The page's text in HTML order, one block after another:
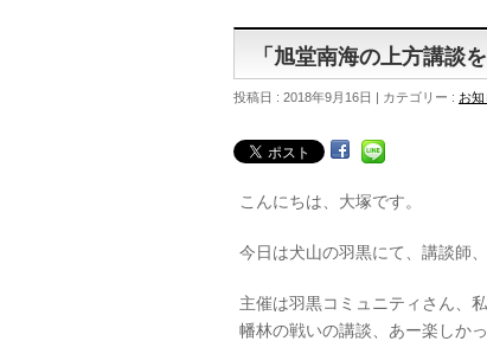
「旭堂南海の上方講談
投稿日 : 2018年9月16日 | カテゴリー : お
こんにちは、大塚です。
今日は犬山の羽黒にて、講談師
主催は羽黒コミュニティさん、
幡林の戦いの講談、あー楽しかっ